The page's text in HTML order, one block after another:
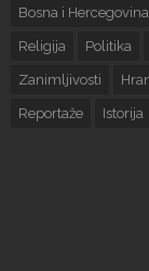
Bosna i Hercegovina
Religija Politika
Zanimljivosti
Reportaže Istorija